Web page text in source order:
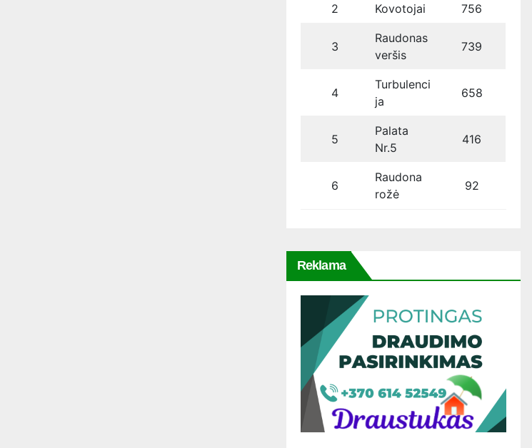
2 Kovotojai 756
3
Raudonas
veršis
739
4
Turbulenci
ja
658
5
Palata
Nr.5
416
6
Raudona
rožė
92
Reklama